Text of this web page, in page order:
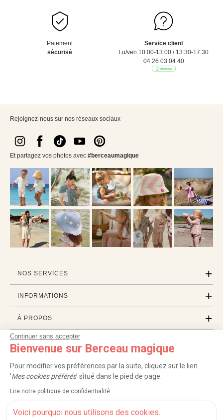
Continuer sans accepter
Bienvenue sur Berceau magique
Pour modifier vos préférences par la suite, cliquez sur le lien
'Mes cookies préférés' situé dans le pied de page.
Lire notre politique de confidentialité
Voici pourquoi nous utilisons des cookies.
Paiement
sécurisé
Service client
Lu/ven 10:00-13:00 / 13:30-17:30
04 26 03 04 40
Rejoignez-nous sur nos réseaux sociaux
Et partagez vos photos avec #berceaumagique
NOS SERVICES
INFORMATIONS
À PROPOS
PROFESSIONNELS
LISTES CADEAUX
Service après-vente| FAQ |Rappels de produits|Protection des données